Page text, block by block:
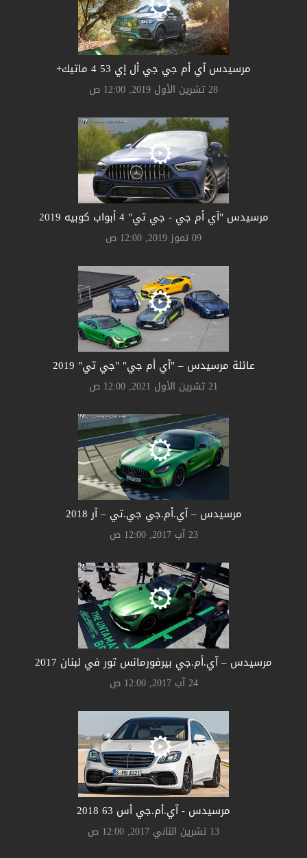
مرسيدس آي أم جي جي أل إي 53 4 ماتيك+
28 تشرين الأول 2019, 12:00 ص
مرسيدس "آي أم جي - جي تي" 4 أبواب كوبيه 2019
09 تموز 2019, 12:00 ص
عائلة مرسيدس – "آي أم جي" "جي تي" 2019
21 تشرين الأول 2021, 12:00 ص
مرسيدس – آي.أم.جي جي.تي – آر 2018
23 آب 2017, 12:00 ص
مرسيدس – آي.أم.جي بيرفورمانس تور في لبنان 2017
24 آب 2017, 12:00 ص
مرسيدس - آي.أم.جي أس 63 2018
13 تشرين الثاني 2017, 12:00 ص